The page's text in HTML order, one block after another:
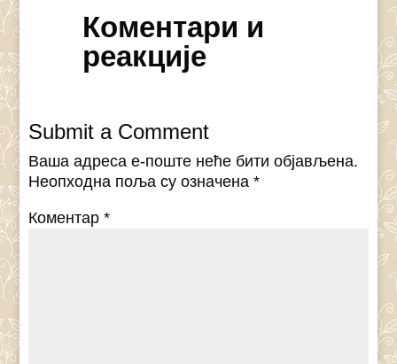
Коментари и
реакције
Submit a Comment
Ваша адреса е-поште неће бити објављена.
Неопходна поља су означена*
Коментар*